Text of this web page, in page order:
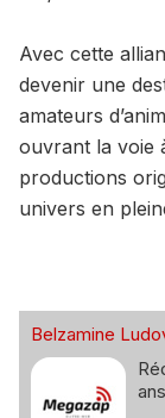
Avec cette
devenir une
amateurs
ouvrant la voie
productions
univers en
Belzamine